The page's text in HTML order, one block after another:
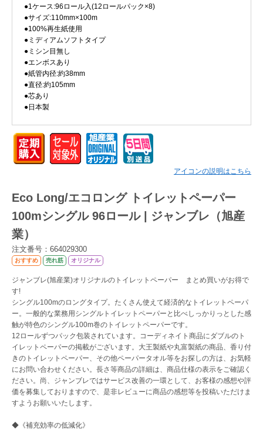
●1ケース:96ロール入(12ロールパック×8)
●サイズ:110mm×100m
●100%再生紙使用
●ミディアムソフトタイプ
●ミシン目無し
●エンボスあり
●紙管内径:約38mm
●直径:約105mm
●芯あり
●日本製
アイコンの説明はこちら
Eco Long/エコロング トイレットペーパー
100mシングル 96ロール | ジャンブレ（旭産
業）
注文番号：664029300
おすすめ 売れ筋 オリジナル
ジャンブレ(旭産業)オリジナルのトイレットペーパー まとめ買いがお得で
す!
シングル100mのロングタイプ。たくさん使えて経済的なトイレットペーパ
ー。一般的な業務用シングルトイレットペーパーと比べしっかりっとした感
触が特色のシングル100m巻のトイレットペーパーです。
12ロールずつパック包装されています。コーディネイト商品にダブルのト
イレットペーパーの掲載がございます。大王製紙や丸富製紙の商品、香り付
きのトイレットペーパー、その他ペーパータオル等をお探しの方は、お気軽
にお問い合わせください。長さ等商品の詳細は、商品仕様の表示をご確認く
ださい。尚、ジャンブレではサービス改善の一環として、お客様の感想や評
価を募集しておりますので、是非レビューに商品の感想等を投稿いただけま
すようお願いいたします。
◆《補充効率の低減化》